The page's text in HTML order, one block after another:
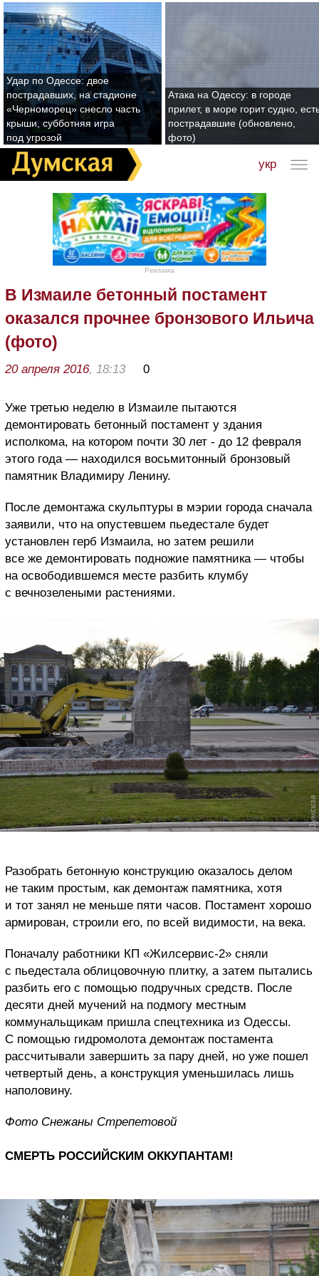
Удар по Одессе: двое
пострадавших, на стадионе
«Черноморец» снесло часть
крыши, субботняя игра
под угрозой
Атака на Одессу: в городе
прилет, в море горит судно,
пострадавшие (обновлено,
фото)
укр
Реклама
В Измаиле бетонный постамент
оказался прочнее бронзового Ильича
(фото)
20 апреля 2016, 18:13 0
Уже третью неделю в Измаиле пытаются
демонтировать бетонный постамент у здания
исполкома, на котором почти 30 лет - до 12 февраля
этого года — находился восьмитонный бронзовый
памятник Владимиру Ленину.
После демонтажа скульптуры в мэрии города сначала
заявили, что на опустевшем пьедестале будет
установлен герб Измаила, но затем решили
все же демонтировать подножие памятника — чтобы
на освободившемся месте разбить клумбу
с вечнозелеными растениями.
Разобрать бетонную конструкцию оказалось делом
не таким простым, как демонтаж памятника, хотя
и тот занял не меньше пяти часов. Постамент хорошо
армирован, строили его, по всей видимости, на века.
Поначалу работники КП «Жилсервис-2» сняли
с пьедестала облицовочную плитку, а затем пытались
разбить его с помощью подручных средств. После
десяти дней мучений на подмогу местным
коммунальщикам пришла спецтехника из Одессы.
С помощью гидромолота демонтаж постамента
рассчитывали завершить за пару дней, но уже пошел
четвертый день, а конструкция уменьшилась лишь
наполовину.
Фото Снежаны Стрепетовой
СМЕРТЬ РОССИЙСКИМ ОККУПАНТАМ!